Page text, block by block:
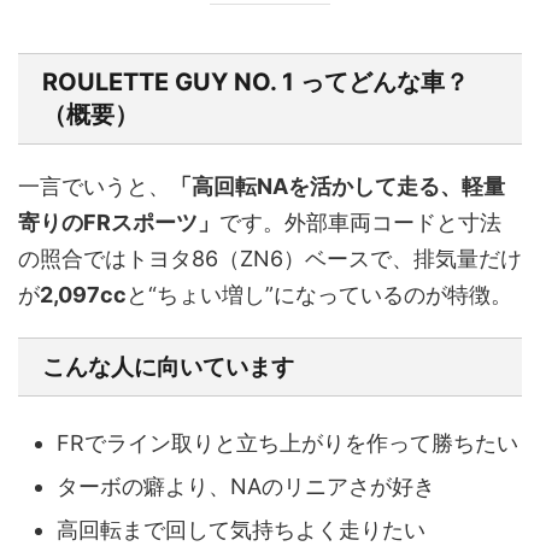
ROULETTE GUY NO. 1 ってどんな車？
（概要）
一言でいうと、
「高回転NAを活かして走る、軽量
寄りのFRスポーツ」 です。外部車両コードと寸法
の照合ではトヨタ86（ZN6）ベースで、排気量だけ
が2,097ccと“ちょい増し”になっているのが特徴。
こんな人に向いています
FRでライン取りと立ち上がりを作って勝ちたい
ターボの癖より、NAのリニアさが好き
高回転まで回して気持ちよく走りたい